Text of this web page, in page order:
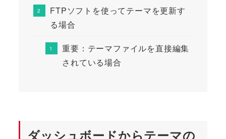
FTPソフトを使ってテーマを更新す
る場合
重要：テーマファイルを直接編集
されている場合
ダッシュボードからテーマの